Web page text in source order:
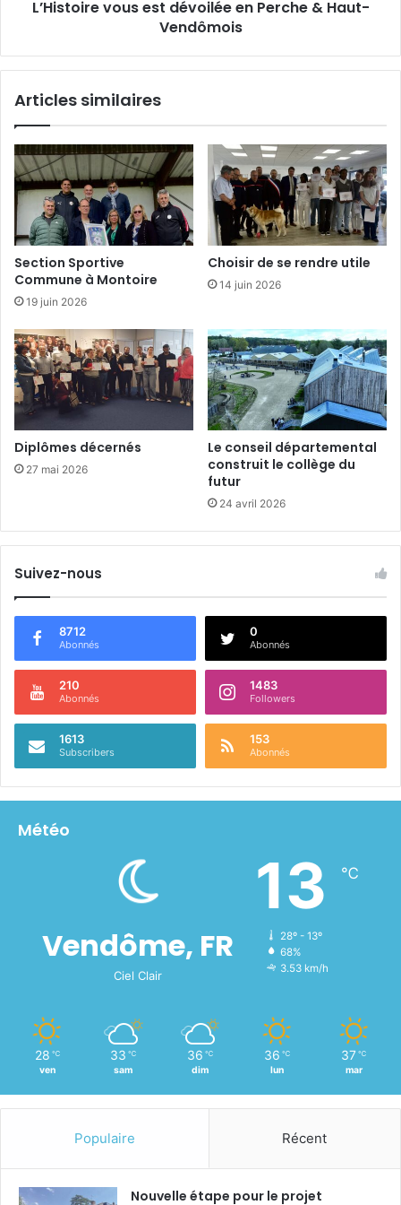
e
e
e
d
é
v
o
i
é
e
e
n
P
e
r
c
e
H
t
V
m
s
L’Histoire vous est dévoilée en Perche & Haut-
Vendômois
Articles similaires
Section Sportive
Commune à Montoire
19 juin 2026
Choisir de se rendre utile
14 juin 2026
Diplômes décernés
27 mai 2026
Le conseil départemental
construit le collège du
futur
24 avril 2026
Suivez-nous
8712
Abonnés
0
Abonnés
210
Abonnés
1483
Followers
1613
Subscribers
153
Abonnés
Météo
Vendôme, FR
Ciel Clair
13 ℃
28º - 13º
68%
3.53 km/h
28 ℃
ven
33 ℃
sam
36 ℃
dim
36 ℃
lun
37 ℃
mar
Populaire Récent
Nouvelle étape pour le projet